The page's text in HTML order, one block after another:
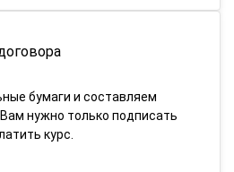
бумаги и составляем
нужно только подписать
курс.